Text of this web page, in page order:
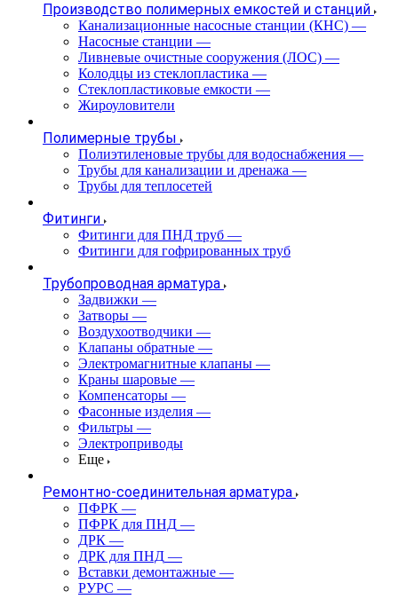
Производство полимерных емкостей и станций
Канализационные насосные станции (КНС) —
Насосные станции —
Ливневые очистные сооружения (ЛОС) —
Колодцы из стеклопластика —
Стеклопластиковые емкости —
Жироуловители
Полимерные трубы
Полиэтиленовые трубы для водоснабжения —
Трубы для канализации и дренажа —
Трубы для теплосетей
Фитинги
Фитинги для ПНД труб —
Фитинги для гофрированных труб
Трубопроводная арматура
Задвижки —
Затворы —
Воздухоотводчики —
Клапаны обратные —
Электромагнитные клапаны —
Краны шаровые —
Компенсаторы —
Фасонные изделия —
Фильтры —
Электроприводы
Еще
Ремонтно-соединительная арматура
ПФРК —
ПФРК для ПНД —
ДРК —
ДРК для ПНД —
Вставки демонтажные —
РУРС —